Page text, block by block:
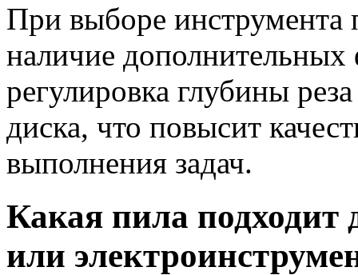
При выборе инструмента
наличие
регулировка глубины
диска, что повысит
выполнения задач.
Какая пила подходит
или